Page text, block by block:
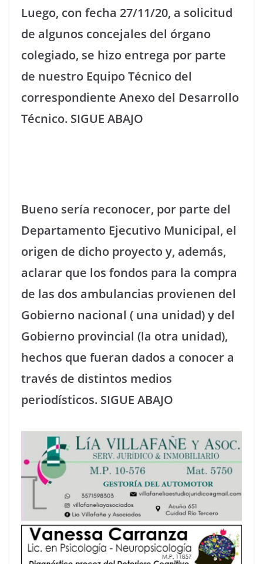
Luego, con fecha 27/11/20, a solicitud
de algunos concejales del órgano
colegiado, se hizo entrega por parte
de nuestro Equipo Técnico del
correspondiente Anexo del Desarrollo
Técnico. SIGUE ABAJO
Bueno sería reconocer, por parte del
Departamento Ejecutivo Municipal, el
origen de dicho proyecto y, además,
aclarar que los fondos para la compra
de las dos ambulancias provienen del
Gobierno nacional ( una unidad) y del
Gobierno provincial (la otra unidad),
hechos que fueran dados a conocer a
través de distintos medios
periodísticos. SIGUE ABAJO